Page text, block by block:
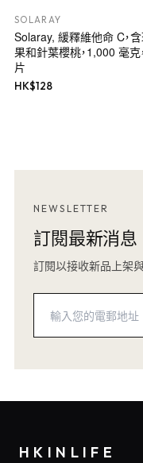
SOLARAY
Solaray, 緩釋維他命 C，
果和針葉櫻桃，1,000 毫克
片
HK$128
NEWSLETTER
訂閱最新消息
訂閱以接收新品上架
HKINLIFE